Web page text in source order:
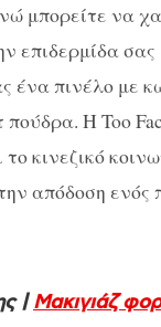
μπορείτε να
επιδερμίδα σας
ένα πινέλο με
H Too
κινεζικό
απόδοση ενός
|Mακιγιάζ